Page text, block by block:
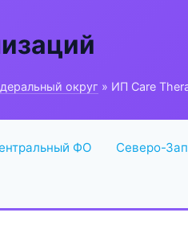
округ » ИП Care
ФО Северо-